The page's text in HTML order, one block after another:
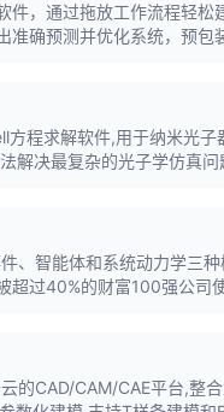
件，通过拖放工作流程轻松
确预测并优化系统，预包
程求解软件,用于纳米光子
解决最复杂的光子学仿真问
、智能体和系统动力学三种
过40%的财富100强公司使
的CAD/CAM/CAE平台,整